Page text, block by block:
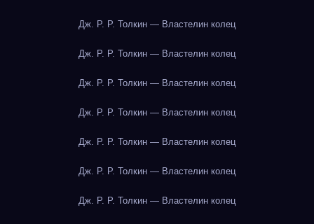
Дж. Р. Р. Толкин — Властелин колец
Дж. Р. Р. Толкин — Властелин колец
Дж. Р. Р. Толкин — Властелин колец
Дж. Р. Р. Толкин — Властелин колец
Дж. Р. Р. Толкин — Властелин колец
Дж. Р. Р. Толкин — Властелин колец
Дж. Р. Р. Толкин — Властелин колец